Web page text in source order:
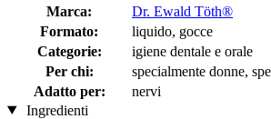
Marca:
Dr. Ewald Töth®
Formato:
liquido, gocce
Categorie:
igiene dentale e orale
Per chi:
specialmente donne,
Adatto per:
nervi
Ingredienti